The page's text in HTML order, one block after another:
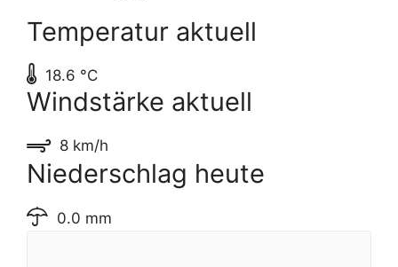
Temperatur aktuell
18.6 °C
Windstärke aktuell
8 km/h
Niederschlag heute
0.0 mm